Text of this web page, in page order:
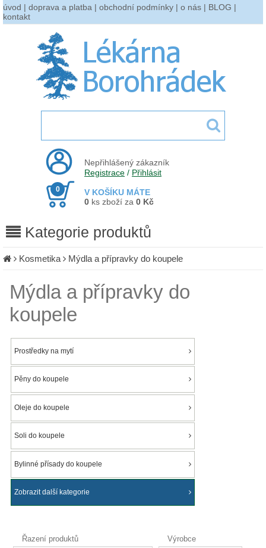
úvod | doprava a platba | obchodní podmínky | o nás | BLOG |
kontakt
Nepřihlášený zákazník
Registrace / Přihlásit
V KOŠÍKU MÁTE
0
0 ks zboží za 0 Kč
Kategorie produktů
Kosmetika Mýdla a přípravky do koupele
Mýdla a přípravky do
koupele
Prostředky na mytí
Pěny do koupele
Oleje do koupele
Soli do koupele
Bylinné přísady do koupele
Zobrazit další kategorie
Řazení produktů Výrobce